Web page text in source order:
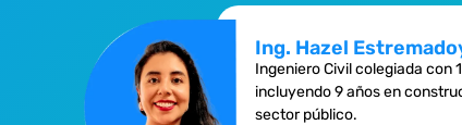
Ing. Hazel
Ingeniero Civil colegiada con
incluyendo 9 años en
sector público.